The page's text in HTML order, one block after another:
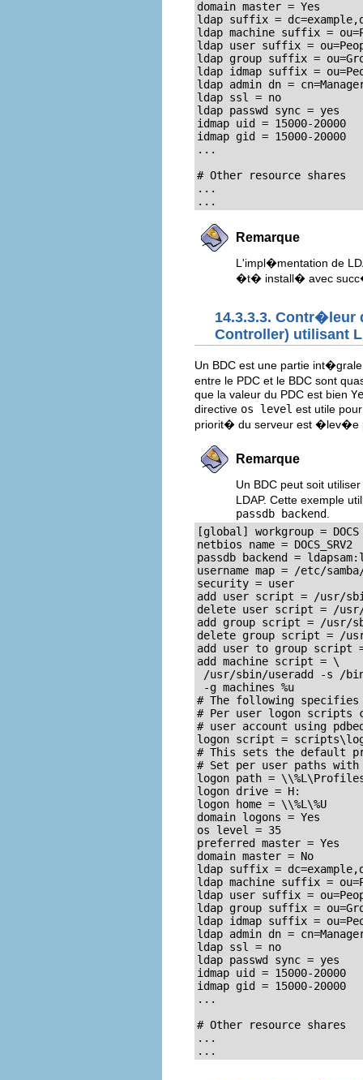
domain master = Yes
ldap suffix =
ldap machine suffix =
ldap user suffix =
ldap group suffix =
ldap idmap suffix =
ldap admin dn =
ldap ssl = no
ldap passwd sync = yes
idmap uid = 15000-20000
idmap gid = 15000-20000
...
# Other resource shares
...
...
Remarque
L'impl�mentation de
�t� install� avec
14.3.3.3. Contr�leur
Controller) utilisant
Un BDC est une partie
entre le PDC et le BDC sont
que la valeur du PDC est bien
directive os level est utile
priorit� du serveur est �lev�e
Remarque
Un BDC peut soit
LDAP. Cette exemple
passdb backend
[global] workgroup = DOCS
netbios name = DOCS_SRV2
passdb backend =
username map = /etc/
security = user
add user script = /usr/
delete user script = /
add group script = /usr/
delete group script = /
add user to group script =
add machine script = \
/usr/sbin/useradd -s /
-g machines %u
# The following
# Per user logon scripts
# user account using
logon script =
# This sets the default
# Set per user paths with
logon path =
logon drive = H:
logon home = \\%L\%U
domain logons = Yes
os level = 35
preferred master = Yes
domain master = No
ldap suffix =
ldap machine suffix =
ldap user suffix =
ldap group suffix =
ldap idmap suffix =
ldap admin dn =
ldap ssl = no
ldap passwd sync = yes
idmap uid = 15000-20000
idmap gid = 15000-20000
...
# Other resource shares
...
...